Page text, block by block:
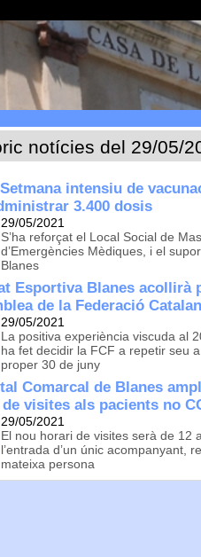
notícies del 29/05/
intensiu de
3.400 dosis
29/05/2021
S’ha reforçat el Local Social de
d’Emergències Mèdiques, i el
Blanes
Esportiva Blanes acollirà
de la Federació
29/05/2021
La positiva experiència viscuda al
ha fet decidir la FCF a repetir seu
proper 30 de juny
Comarcal de Blanes
de visites als pacients no
29/05/2021
El nou horari de visites serà de 12
l’entrada d’un únic acompanyant,
mateixa persona